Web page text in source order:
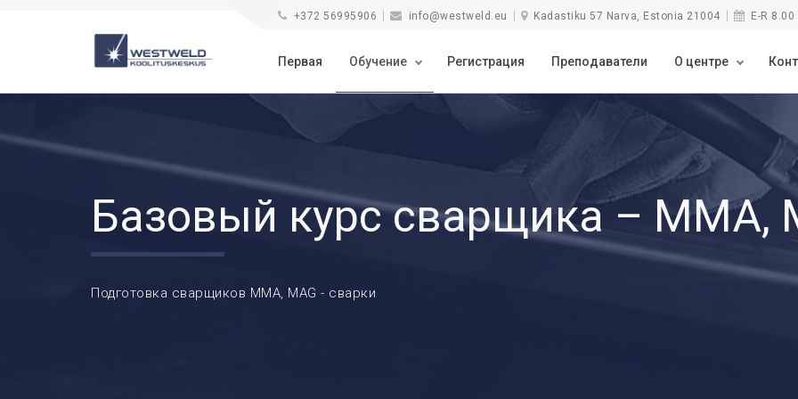
+372 56995906 info@westweld.eu Kadastiku 57 Narva, Estonia 21004 E-R
Первая Обучение Регистрация Преподаватели О центре
Базовый курс сварщика – MMA,
Подготовка сварщиков MMA, MAG - сварки